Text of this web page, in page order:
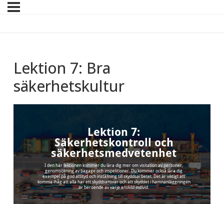
Lektion 7: Bra
säkerhetskultur